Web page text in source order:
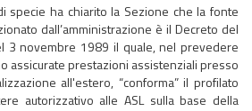
specie ha chiarito la Sezione che la fonte
dall’amministrazione è il Decreto del
3 novembre 1989 il quale, nel prevedere
assicurate prestazioni assistenziali presso
all'estero, “conforma” il profilato
autorizzativo alle ASL sulla base della